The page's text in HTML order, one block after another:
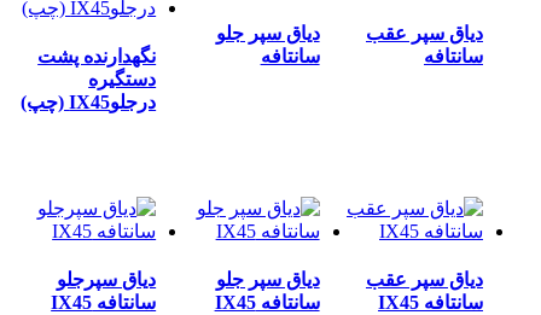
دیاق سپر عقب
سانتافه
دیاق سپر جلو
سانتافه
نگهدارنده پشت
دستگیره
درجلوIX45 (چپ)
دیاق سپر عقب
سانتافه IX45
دیاق سپر جلو
سانتافه IX45
دیاق سپرجلو
سانتافه IX45